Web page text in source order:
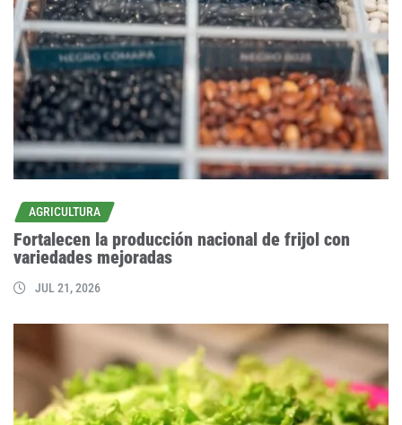
AGRICULTURA
Fortalecen la producción nacional de frijol con
variedades mejoradas
JUL 21, 2026